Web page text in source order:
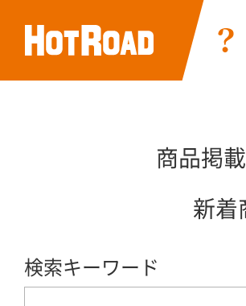
商品掲
新
検索キーワード